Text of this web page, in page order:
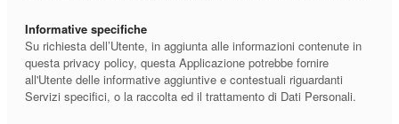
Informative specifiche
Su richiesta dell’Utente, in aggiunta alle informazioni contenute in
questa privacy policy, questa Applicazione potrebbe fornire
all'Utente delle informative aggiuntive e contestuali riguardanti
Servizi specifici, o la raccolta ed il trattamento di Dati Personali.